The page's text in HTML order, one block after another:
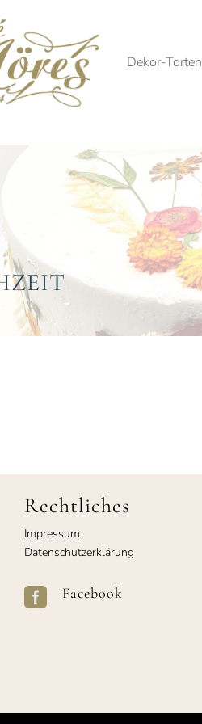
Dekor-Torten
Rechtliches
Impressum
Datenschutzerklärung
 Facebook